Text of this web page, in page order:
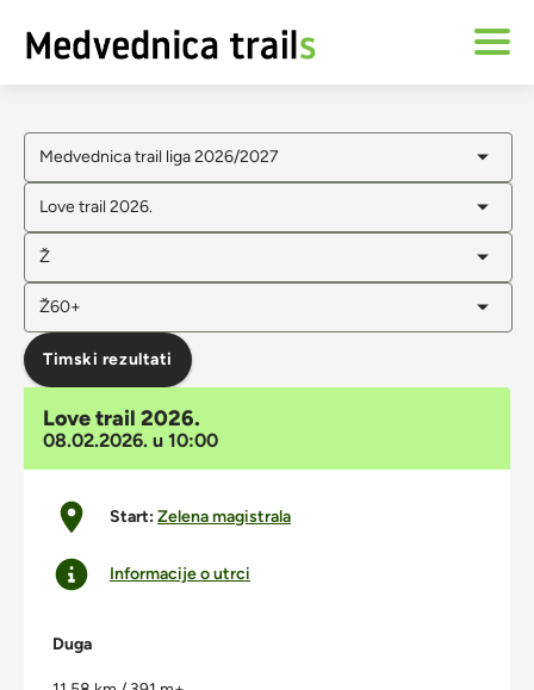
Medvednica trail liga 2026/2027
Love trail 2026.
Ž
Ž60+
Timski rezultati
Love trail 2026.
08.02.2026. u 10:00
Start:Zelena magistrala
Informacije o utrci
Duga